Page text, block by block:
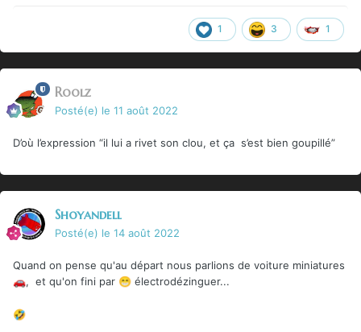
1 3 1
Roolz
Posté(e) le 11 août 2022
D’où l’expression “il lui a rivet son clou, et ça s’est bien goupillé”
Shoyandell
Posté(e) le 14 août 2022
Quand on pense qu'au départ nous parlions de voiture miniatures
🚗, et qu'on fini par 😁 électrodézinguer...
🤣